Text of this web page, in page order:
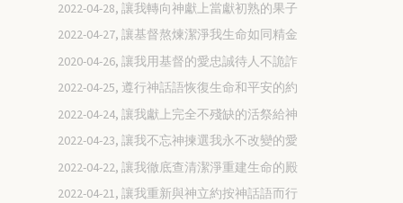
2022-04-28, 讓我轉向神獻上當獻初熟的果子
2022-04-27, 讓基督熬煉潔淨我生命如同精金
2020-04-26, 讓我用基督的愛忠誠待人不詭詐
2022-04-25, 遵行神話語恢復生命和平安的約
2022-04-24, 讓我獻上完全不殘缺的活祭給神
2022-04-23, 讓我不忘神揀選我永不改變的愛
2022-04-22, 讓我徹底查清潔淨重建生命的殿
2022-04-21, 讓我重新與神立約按神話語而行